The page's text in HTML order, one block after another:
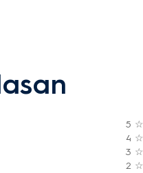
5 ☆
4 ☆
3 ☆
2 ☆